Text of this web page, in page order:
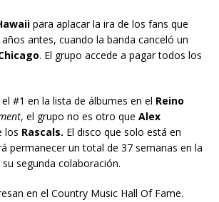
para aplacar la ira de los fans que
antes, cuando la banda canceló un
. El grupo accede a pagar todos los
#1 en la lista de álbumes en el Reino
, el grupo no es otro que Alex
los Rascals. El disco que solo está en
permanecer un total de 37 semanas en la
segunda colaboración.
en el Country Music Hall Of Fame.